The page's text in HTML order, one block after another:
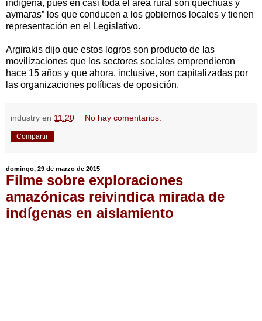
indígena, pues en casi toda el área rural son quechuas y
aymaras” los que conducen a los gobiernos locales y tienen
representación en el Legislativo.
Argirakis dijo que estos logros son producto de las
movilizaciones que los sectores sociales emprendieron
hace 15 años y que ahora, inclusive, son capitalizadas por
las organizaciones políticas de oposición.
industry en 11:20 No hay comentarios:
Compartir
domingo, 29 de marzo de 2015
Filme sobre exploraciones
amazónicas reivindica mirada de
indígenas en aislamiento